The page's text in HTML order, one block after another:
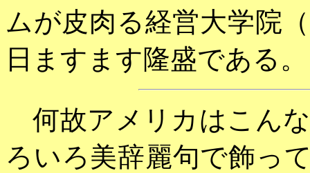
ムが皮肉る経営大学院
日ますます隆盛である。
何故アメリカはこん
ろいろ美辞麗句で飾っ